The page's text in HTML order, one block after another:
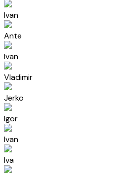
Ivan
Ante
Ivan
Vladimir
Jerko
Igor
Ivan
Iva